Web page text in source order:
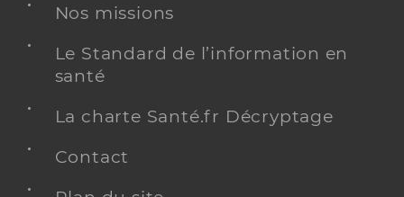
Nos missions
Le Standard de l’information en
santé
La charte Santé.fr Décryptage
Contact